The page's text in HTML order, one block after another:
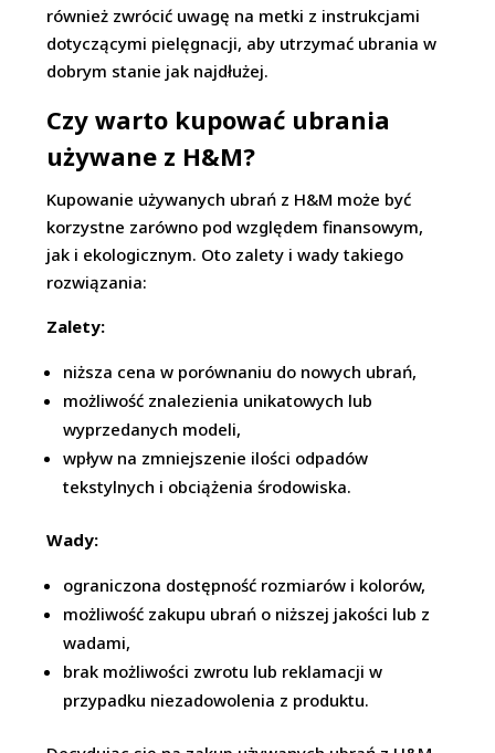
również zwrócić uwagę na metki z instrukcjami
dotyczącymi pielęgnacji, aby utrzymać ubrania w
dobrym stanie jak najdłużej.
Czy warto kupować ubrania
używane z H&M?
Kupowanie używanych ubrań z H&M może być
korzystne zarówno pod względem finansowym,
jak i ekologicznym. Oto zalety i wady takiego
rozwiązania:
Zalety:
niższa cena w porównaniu do nowych ubrań,
możliwość znalezienia unikatowych lub
wyprzedanych modeli,
wpływ na zmniejszenie ilości odpadów
tekstylnych i obciążenia środowiska.
Wady:
ograniczona dostępność rozmiarów i kolorów,
możliwość zakupu ubrań o niższej jakości lub z
wadami,
brak możliwości zwrotu lub reklamacji w
przypadku niezadowolenia z produktu.